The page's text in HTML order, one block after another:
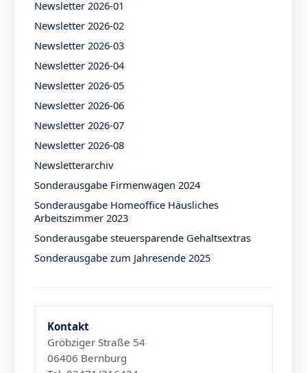
Newsletter 2026-01
Newsletter 2026-02
Newsletter 2026-03
Newsletter 2026-04
Newsletter 2026-05
Newsletter 2026-06
Newsletter 2026-07
Newsletter 2026-08
Newsletterarchiv
Sonderausgabe Firmenwagen 2024
Sonderausgabe Homeoffice Häusliches
Arbeitszimmer 2023
Sonderausgabe steuersparende Gehaltsextras
Sonderausgabe zum Jahresende 2025
Kontakt
Gröbziger Straße 54
06406 Bernburg